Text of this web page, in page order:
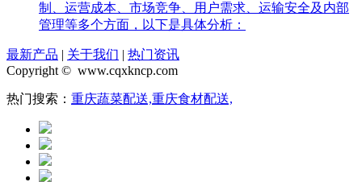
制、运营成本、市场竞争、用户需求、运输安全及内部
管理等多个方面，以下是具体分析：
最新产品 | 关于我们 | 热门资讯
Copyright © www.cqxkncp.com
热门搜索： 重庆蔬菜配送,重庆食材配送,